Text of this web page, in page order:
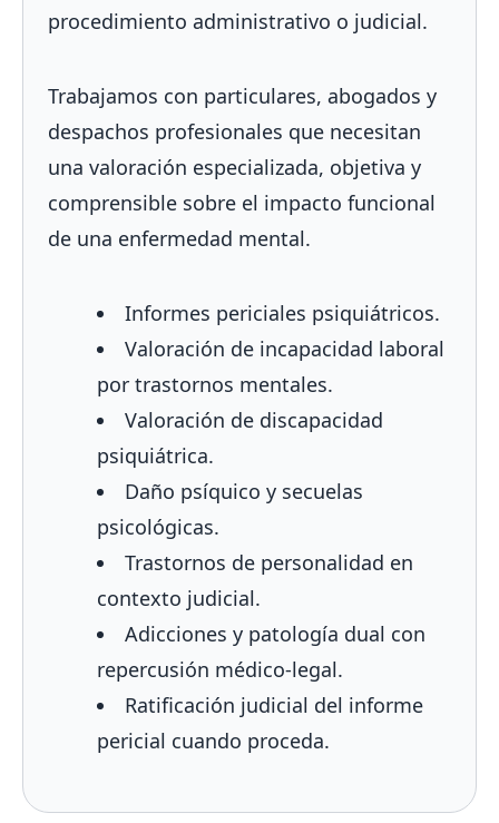
procedimiento administrativo o judicial.
Trabajamos con particulares, abogados y
despachos profesionales que necesitan
una valoración especializada, objetiva y
comprensible sobre el impacto funcional
de una enfermedad mental.
Informes periciales psiquiátricos.
Valoración de incapacidad laboral
por trastornos mentales.
Valoración de discapacidad
psiquiátrica.
Daño psíquico y secuelas
psicológicas.
Trastornos de personalidad en
contexto judicial.
Adicciones y patología dual con
repercusión médico-legal.
Ratificación judicial del informe
pericial cuando proceda.